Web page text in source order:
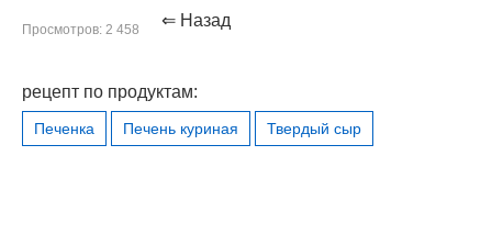
Просмотров: 2 458 ⇐ Назад
рецепт по продуктам:
Печенка Печень куриная Твердый сыр